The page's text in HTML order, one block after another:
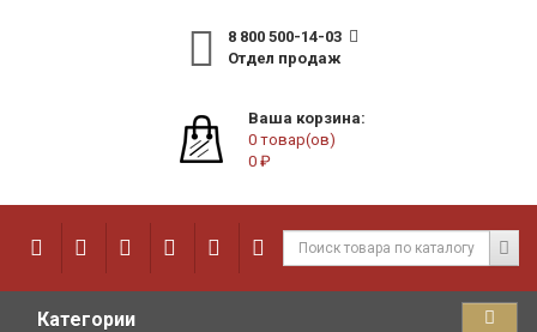
8 800 500-14-03
Отдел продаж
Ваша корзина:
0 товар(ов)
0 ₽
Категории